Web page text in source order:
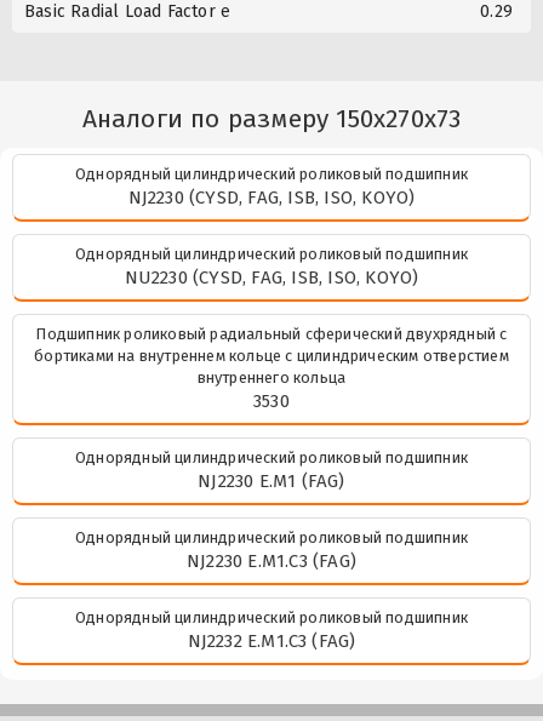
Basic Radial Load Factor e 0.29
Аналоги по размеру 150x270x73
Однорядный цилиндрический роликовый подшипник
NJ2230 (CYSD, FAG, ISB, ISO, KOYO)
Однорядный цилиндрический роликовый подшипник
NU2230 (CYSD, FAG, ISB, ISO, KOYO)
Подшипник роликовый радиальный сферический двухрядный с
бортиками на внутреннем кольце с цилиндрическим отверстием
внутреннего кольца
3530
Однорядный цилиндрический роликовый подшипник
NJ2230 E.M1 (FAG)
Однорядный цилиндрический роликовый подшипник
NJ2230 E.M1.C3 (FAG)
Однорядный цилиндрический роликовый подшипник
NJ2232 E.M1.C3 (FAG)